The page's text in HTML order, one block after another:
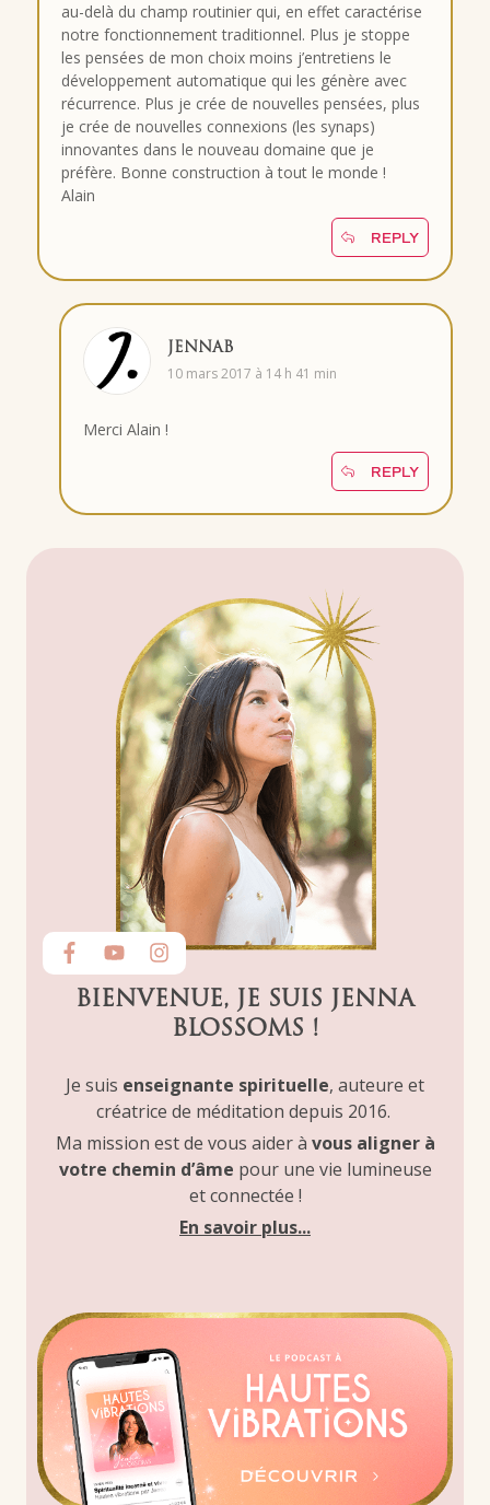
au-delà du champ routinier qui, en effet caractérise
notre fonctionnement traditionnel. Plus je stoppe
les pensées de mon choix moins j’entretiens le
développement automatique qui les génère avec
récurrence. Plus je crée de nouvelles pensées, plus
je crée de nouvelles connexions (les synaps)
innovantes dans le nouveau domaine que je
préfère. Bonne construction à tout le monde !
Alain
REPLY
JENNAB
10 mars 2017 à 14 h 41 min
Merci Alain !
REPLY
BIENVENUE, JE SUIS JENNA
BLOSSOMS !
Je suis enseignante spirituelle, auteure et
créatrice de méditation depuis 2016.
Ma mission est de vous aider à vous aligner à
votre chemin d’âme pour une vie lumineuse
et connectée !
En savoir plus...